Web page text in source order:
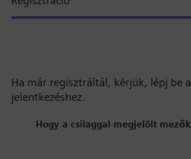
Ha már regisztráltál, kérjük, lépj be
jelentkezéshez.
Hogy a csilaggal megjelölt